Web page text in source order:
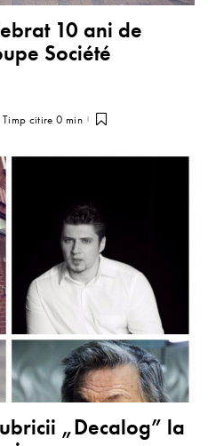
10 ani de
Société
Timp citire 0 min
„Decalog” la